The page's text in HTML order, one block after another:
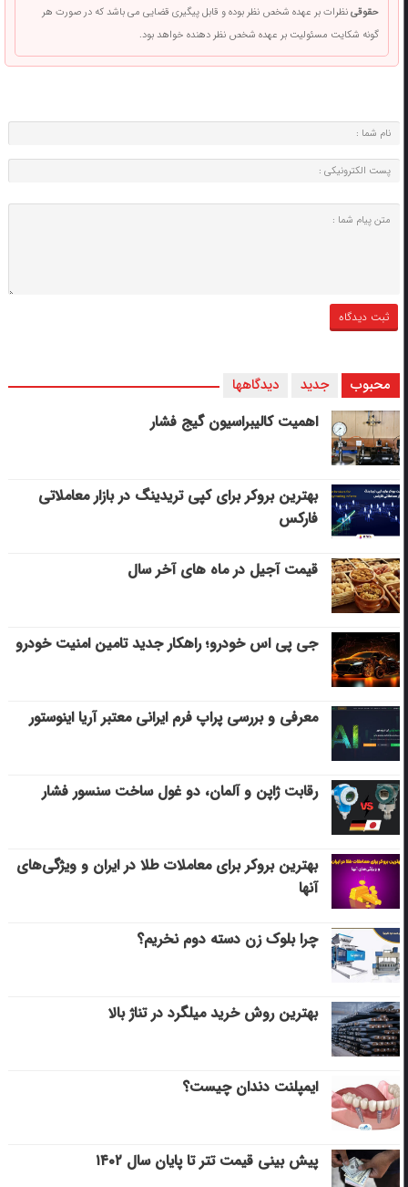
حقوقینظرات بر عهده شخص نظر بوده و قابل پیگیری قضایی می باشد که در صورت هر
گونه شکایت مسئولیت بر عهده شخص نظر دهنده خواهد بود.
محبوب جدید دیدگاهها
اهمیت کالیبراسیون گیج فشار
بهترین بروکر برای کپی‌ تریدینگ در بازار معاملاتی
فارکس
قیمت آجیل در ماه های آخر سال
جی پی اس خودرو؛ راهکار جدید تامین امنیت خودرو
معرفی و بررسی پراپ فرم ایرانی معتبر آریا اینوستور
رقابت ژاپن و آلمان، دو غول ساخت سنسور فشار
بهترین بروکر برای معاملات طلا در ایران و ویژگی‌های
آنها
چرا بلوک زن دسته دوم نخریم؟
بهترین روش خرید میلگرد در تناژ بالا
ایمپلنت دندان چیست؟
پیش بینی قیمت تتر تا پایان سال ۱۴۰۲